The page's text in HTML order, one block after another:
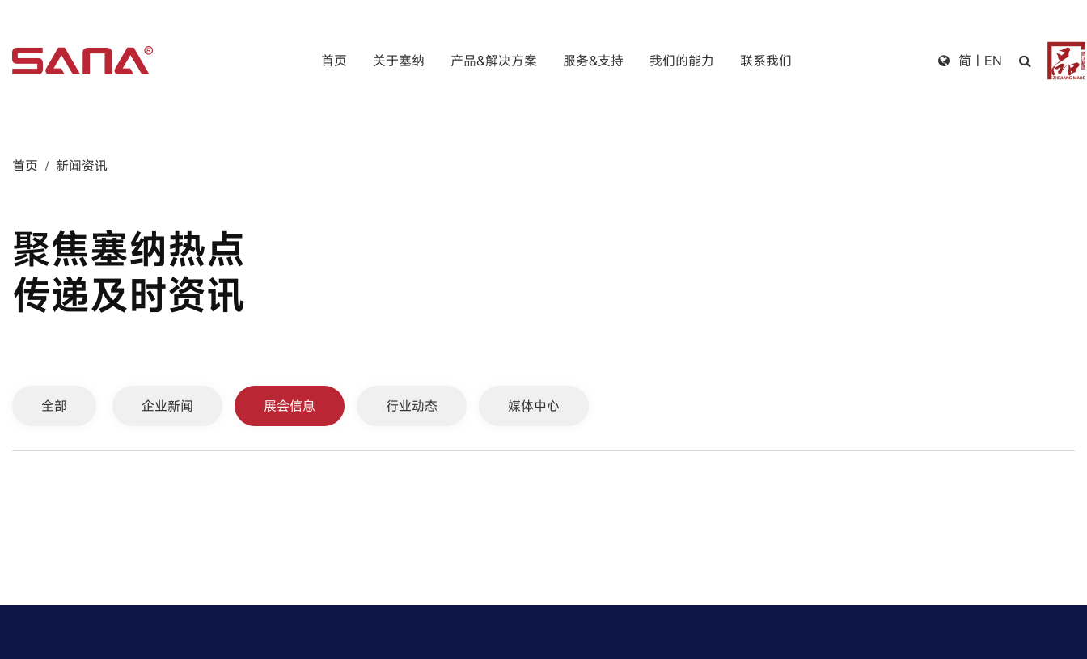
首页 关于塞纳 产品&解决方案 服务&支持 我们的能力 联系我们 简 | EN
首页 新闻资讯
聚焦塞纳热点
传递及时资讯
全部 企业新闻 展会信息 行业动态 媒体中心